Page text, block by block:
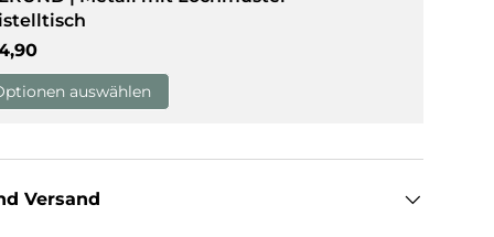
Preis
auswählen
Versand